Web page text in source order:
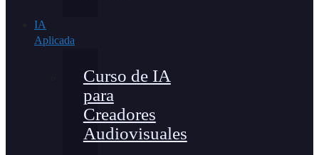
IA
Aplicada
Curso de IA
para
Creadores
Audiovisuales